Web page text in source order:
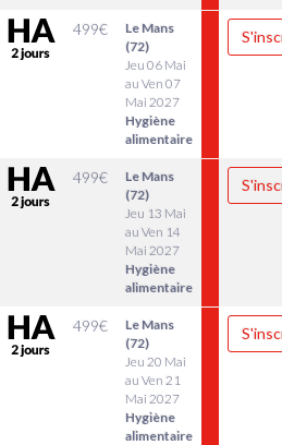
499€
Le Mans
(72)
Jeu 06 Mai
au Ven 07
Mai 2027
Hygiène
alimentaire
499€
Le Mans
(72)
Jeu 13 Mai
au Ven 14
Mai 2027
Hygiène
alimentaire
499€
Le Mans
(72)
Jeu 20 Mai
au Ven 21
Mai 2027
Hygiène
alimentaire